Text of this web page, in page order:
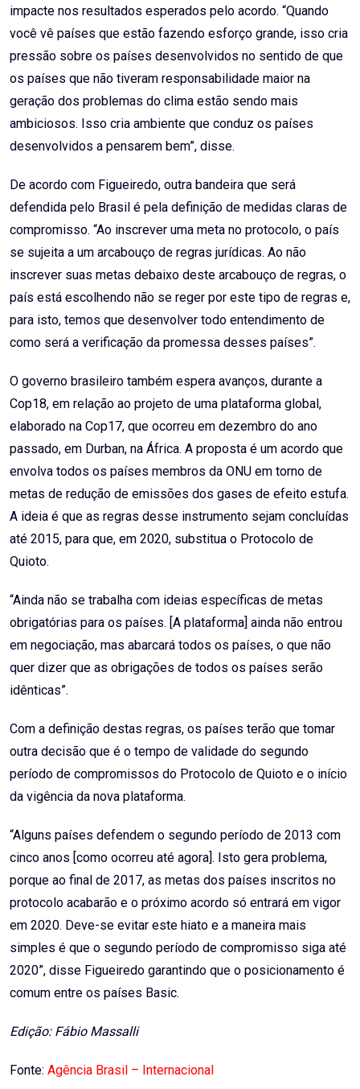
impacte nos resultados esperados pelo acordo. “Quando
você vê países que estão fazendo esforço grande, isso cria
pressão sobre os países desenvolvidos no sentido de que
os países que não tiveram responsabilidade maior na
geração dos problemas do clima estão sendo mais
ambiciosos. Isso cria ambiente que conduz os países
desenvolvidos a pensarem bem”, disse.
De acordo com Figueiredo, outra bandeira que será
defendida pelo Brasil é pela definição de medidas claras de
compromisso. “Ao inscrever uma meta no protocolo, o país
se sujeita a um arcabouço de regras jurídicas. Ao não
inscrever suas metas debaixo deste arcabouço de regras, o
país está escolhendo não se reger por este tipo de regras e,
para isto, temos que desenvolver todo entendimento de
como será a verificação da promessa desses países”.
O governo brasileiro também espera avanços, durante a
Cop18, em relação ao projeto de uma plataforma global,
elaborado na Cop17, que ocorreu em dezembro do ano
passado, em Durban, na África. A proposta é um acordo que
envolva todos os países membros da ONU em torno de
metas de redução de emissões dos gases de efeito estufa.
A ideia é que as regras desse instrumento sejam concluídas
até 2015, para que, em 2020, substitua o Protocolo de
Quioto.
“Ainda não se trabalha com ideias específicas de metas
obrigatórias para os países. [A plataforma] ainda não entrou
em negociação, mas abarcará todos os países, o que não
quer dizer que as obrigações de todos os países serão
idênticas”.
Com a definição destas regras, os países terão que tomar
outra decisão que é o tempo de validade do segundo
período de compromissos do Protocolo de Quioto e o início
da vigência da nova plataforma.
“Alguns países defendem o segundo período de 2013 com
cinco anos [como ocorreu até agora]. Isto gera problema,
porque ao final de 2017, as metas dos países inscritos no
protocolo acabarão e o próximo acordo só entrará em vigor
em 2020. Deve-se evitar este hiato e a maneira mais
simples é que o segundo período de compromisso siga até
2020”, disse Figueiredo garantindo que o posicionamento é
comum entre os países Basic.
Edição: Fábio Massalli
Fonte: Agência Brasil – Internacional